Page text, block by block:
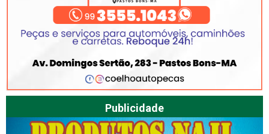
Publicidade